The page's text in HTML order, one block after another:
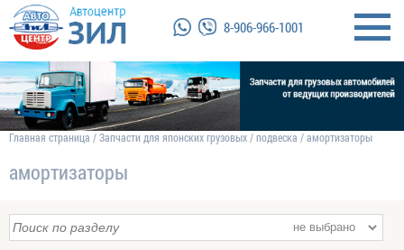
8-906-966-1001
Главная страница /Запчасти для японских грузовых/подвеска /амортизаторы
амортизаторы